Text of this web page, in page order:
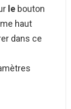
le bouton
haut
dans ce